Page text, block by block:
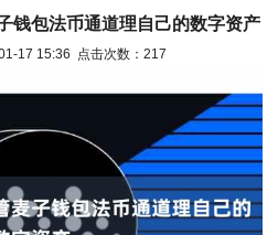
字资产
钱包法币通道理自己的数字资产
17 15:36 点击次数：217